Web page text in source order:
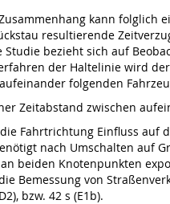
kann folglich
resultierende
Studie bezieht sich auf
der Haltelinie wird
folgenden
Zeitabstand zwischen
Fahrtrichtung Einfluss auf
nach Umschalten auf
beiden Knotenpunkten
Bemessung von
bzw. 42 s (E1b).